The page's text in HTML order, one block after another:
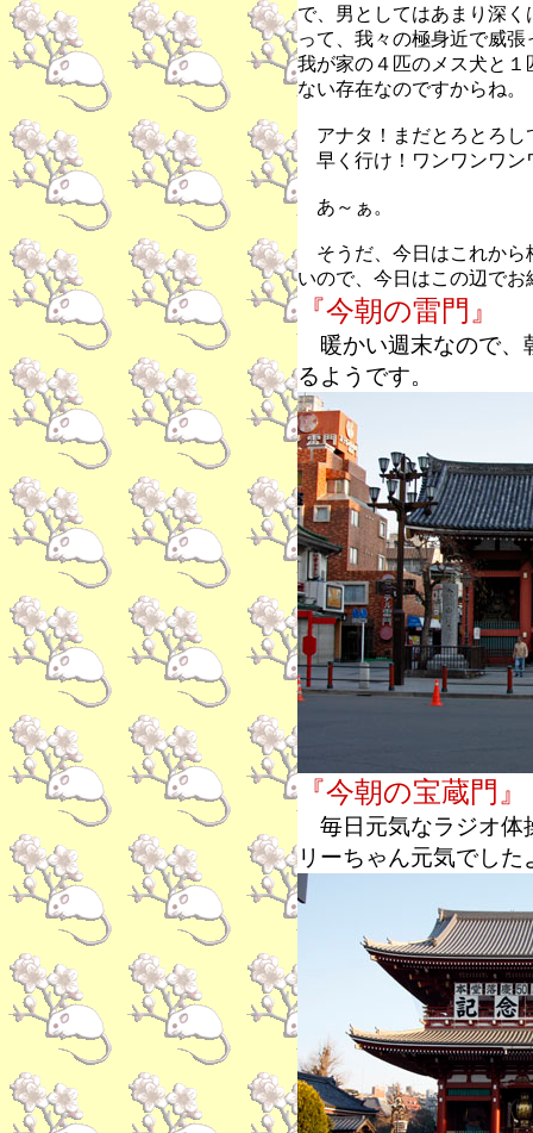
で、男としてはあまり深
って、我々の極身近で威
我が家の４匹のメス犬と
ない存在なのですからね。
アナタ！まだとろとろし
早く行け！ワンワンワン
あ～ぁ。
そうだ、今日はこれから
いので、今日はこの辺でお
『今朝の雷門』
暖かい週末なので、
るようです。
『今朝の宝蔵門』
毎日元気なラジオ体
リーちゃん元気でした